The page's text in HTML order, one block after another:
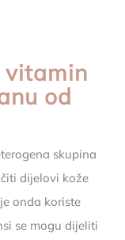
vitamin
od
skupina
dijelovi kože
onda koriste
se mogu dijeliti